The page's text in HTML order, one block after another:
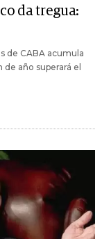
da tregua:
de CABA acumula
año superará el